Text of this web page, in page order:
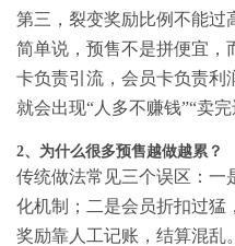
第三，裂变奖励比例不能过
简单说，预售不是拼便宜，
卡负责引流，会员卡负责利
就会出现“人多不赚钱”“卖完
2、为什么很多预售越做越累？
传统做法常见三个误区：一
化机制；二是会员折扣过猛
奖励靠人工记账，结算混乱。